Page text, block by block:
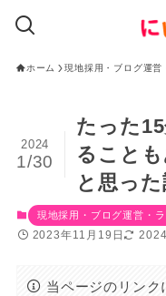
ホーム 現地採用・ブログ運営
たった
ること
と思った
2024
1/30
現地採用・ブログ運営・
2023年11月19日
当ページのリンク